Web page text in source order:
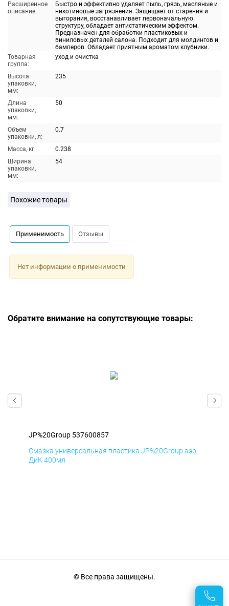
Расширенное
описание:
Быстро и эффективно удаляет пыль, грязь, масляные и
никотиновые загрязнения. Защищает от старения и
выгорания, восстанавливает первоначальную
структуру, обладает антистатическим эффектом.
Предназначен для обработки пластиковых и
виниловых деталей салона. Подходит для молдингов и
бамперов. Обладает приятным ароматом клубники.
Товарная
группа:
уход и очистка
Высота
упаковки,
мм:
235
Длина
упаковки,
мм:
50
Объем
упаковки, л:
0.7
Масса, кг:
0.238
Ширина
упаковки,
мм:
54
Похожие товары
Применимость Отзывы
Нет информации о применимости
Обратите внимание на сопутствующие товары:
JP%20Group 537600857
Смазка универсальная пластика JP%20Group аэр
ДиК 400мл
© Все права защищены.